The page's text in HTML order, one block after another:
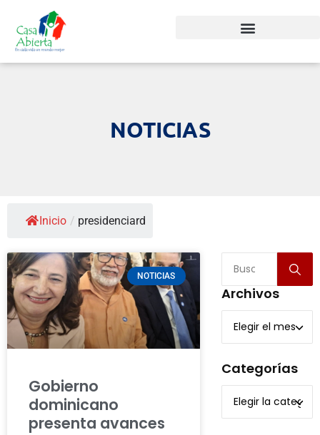
NOTICIAS
Inicio / presidenciard
NOTICIAS
Gobierno
dominicano
presenta avances
Archivos
Categorías